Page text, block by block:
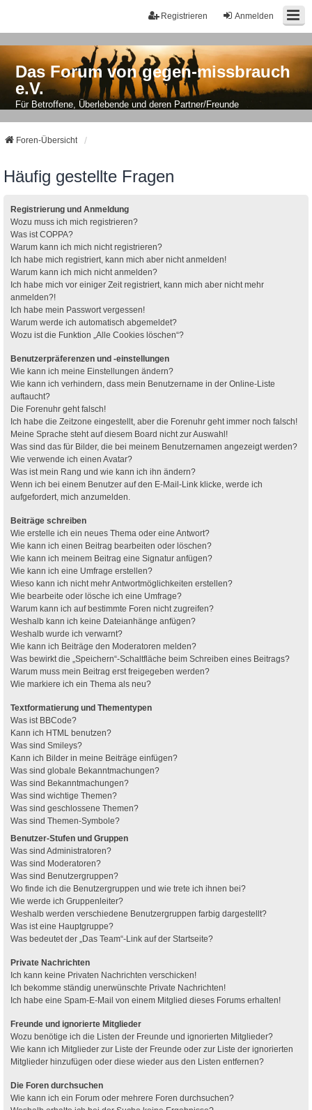
Anmelden
Registrieren
Das Forum von gegen-missbrauch
e.V.
Für Betroffene, Überlebende und deren Partner/Freunde
Foren-Übersicht
Häufig gestellte Fragen
Registrierung und Anmeldung
Wozu muss ich mich registrieren?
Was ist COPPA?
Warum kann ich mich nicht registrieren?
Ich habe mich registriert, kann mich aber nicht anmelden!
Warum kann ich mich nicht anmelden?
Ich habe mich vor einiger Zeit registriert, kann mich aber nicht mehr
anmelden?!
Ich habe mein Passwort vergessen!
Warum werde ich automatisch abgemeldet?
Wozu ist die Funktion „Alle Cookies löschen“?
Benutzerpräferenzen und -einstellungen
Wie kann ich meine Einstellungen ändern?
Wie kann ich verhindern, dass mein Benutzername in der Online-Liste
auftaucht?
Die Forenuhr geht falsch!
Ich habe die Zeitzone eingestellt, aber die Forenuhr geht immer noch falsch!
Meine Sprache steht auf diesem Board nicht zur Auswahl!
Was sind das für Bilder, die bei meinem Benutzernamen angezeigt werden?
Wie verwende ich einen Avatar?
Was ist mein Rang und wie kann ich ihn ändern?
Wenn ich bei einem Benutzer auf den E-Mail-Link klicke, werde ich
aufgefordert, mich anzumelden.
Beiträge schreiben
Wie erstelle ich ein neues Thema oder eine Antwort?
Wie kann ich einen Beitrag bearbeiten oder löschen?
Wie kann ich meinem Beitrag eine Signatur anfügen?
Wie kann ich eine Umfrage erstellen?
Wieso kann ich nicht mehr Antwortmöglichkeiten erstellen?
Wie bearbeite oder lösche ich eine Umfrage?
Warum kann ich auf bestimmte Foren nicht zugreifen?
Weshalb kann ich keine Dateianhänge anfügen?
Weshalb wurde ich verwarnt?
Wie kann ich Beiträge den Moderatoren melden?
Was bewirkt die „Speichern“-Schaltfläche beim Schreiben eines Beitrags?
Warum muss mein Beitrag erst freigegeben werden?
Wie markiere ich ein Thema als neu?
Textformatierung und Thementypen
Was ist BBCode?
Kann ich HTML benutzen?
Was sind Smileys?
Kann ich Bilder in meine Beiträge einfügen?
Was sind globale Bekanntmachungen?
Was sind Bekanntmachungen?
Was sind wichtige Themen?
Was sind geschlossene Themen?
Was sind Themen-Symbole?
Benutzer-Stufen und Gruppen
Was sind Administratoren?
Was sind Moderatoren?
Was sind Benutzergruppen?
Wo finde ich die Benutzergruppen und wie trete ich ihnen bei?
Wie werde ich Gruppenleiter?
Weshalb werden verschiedene Benutzergruppen farbig dargestellt?
Was ist eine Hauptgruppe?
Was bedeutet der „Das Team“-Link auf der Startseite?
Private Nachrichten
Ich kann keine Privaten Nachrichten verschicken!
Ich bekomme ständig unerwünschte Private Nachrichten!
Ich habe eine Spam-E-Mail von einem Mitglied dieses Forums erhalten!
Freunde und ignorierte Mitglieder
Wozu benötige ich die Listen der Freunde und ignorierten Mitglieder?
Wie kann ich Mitglieder zur Liste der Freunde oder zur Liste der ignorierten
Mitglieder hinzufügen oder diese wieder aus den Listen entfernen?
Die Foren durchsuchen
Wie kann ich ein Forum oder mehrere Foren durchsuchen?